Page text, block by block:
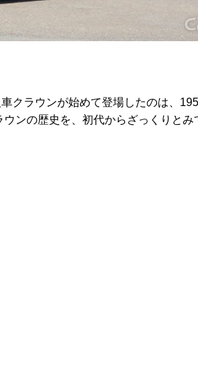
クラウンが始めて登場したのは、
ンの歴史を、初代からざっくりとみ